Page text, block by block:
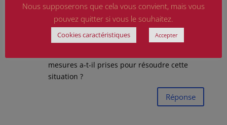
jugement d’adoption par la nation au tribunal
d’instance de Paris et avce une certificat pour
la transcription au répertoire civil annexe à
Nantes Je veux savoir s’il a le droit de
mesures a-t-il prises pour résoudre cette
situation ?
Réponse
Nous supposerons que cela vous convient, mais vous
pouvez quitter si vous le souhaitez.
Cookies caractéristiques Accepter